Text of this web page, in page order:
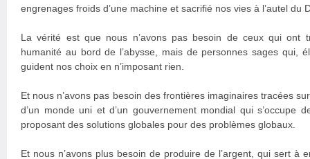
engrenages froids d’une machine et sacrifié nos vies à l’autel du
La vérité est que nous n’avons pas besoin de ceux qui ont
humanité au bord de l’abysse, mais de personnes sages qui,
guident nos choix en n’imposant rien.
Et nous n’avons pas besoin des frontières imaginaires tracées
d’un monde uni et d’un gouvernement mondial qui s’occupe
proposant des solutions globales pour des problèmes globaux.
Et nous n’avons plus besoin de produire de l’argent, qui sert à